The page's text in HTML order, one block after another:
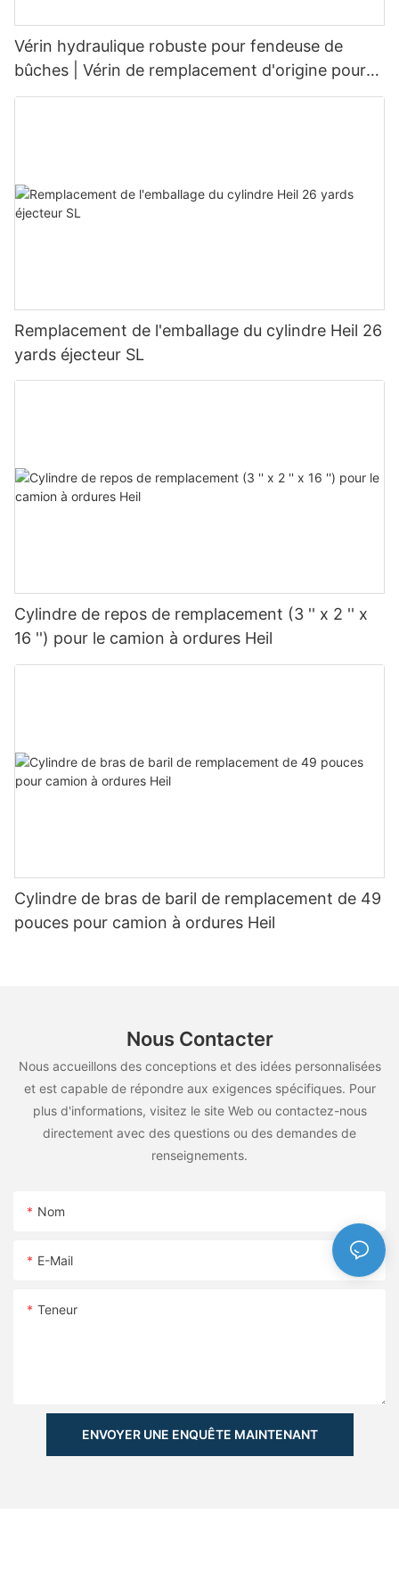
Vérin hydraulique robuste pour fendeuse de
bûches | Vérin de remplacement d'origine pour
fendeuses de bûches de 20 à 45 tonnes
Remplacement de l'emballage du cylindre Heil 26
yards éjecteur SL
Cylindre de repos de remplacement (3 '' x 2 '' x
16 '') pour le camion à ordures Heil
Cylindre de bras de baril de remplacement de 49
pouces pour camion à ordures Heil
Nous Contacter
Nous accueillons des conceptions et des idées personnalisées
et est capable de répondre aux exigences spécifiques. Pour
plus d'informations, visitez le site Web ou contactez-nous
directement avec des questions ou des demandes de
renseignements.
Nom
E-Mail
Teneur
ENVOYER UNE ENQUÊTE MAINTENANT